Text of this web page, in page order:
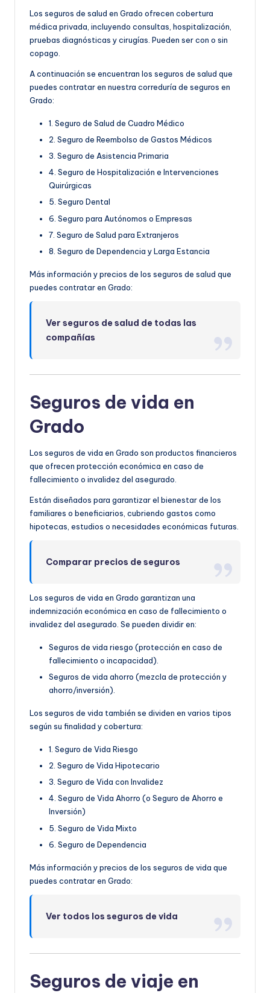
Los seguros de salud en Grado ofrecen cobertura
médica privada, incluyendo consultas, hospitalización,
pruebas diagnósticas y cirugías. Pueden ser con o sin
copago.
A continuación se encuentran los seguros de salud que
puedes contratar en nuestra correduría de seguros en
Grado:
1. Seguro de Salud de Cuadro Médico
2. Seguro de Reembolso de Gastos Médicos
3. Seguro de Asistencia Primaria
4. Seguro de Hospitalización e Intervenciones
Quirúrgicas
5. Seguro Dental
6. Seguro para Autónomos o Empresas
7. Seguro de Salud para Extranjeros
8. Seguro de Dependencia y Larga Estancia
Más información y precios de los seguros de salud que
puedes contratar en Grado:
Ver seguros de salud de todas las
compañías
Seguros de vida en
Grado
Los seguros de vida en Grado son productos financieros
que ofrecen protección económica en caso de
fallecimiento o invalidez del asegurado.
Están diseñados para garantizar el bienestar de los
familiares o beneficiarios, cubriendo gastos como
hipotecas, estudios o necesidades económicas futuras.
Comparar precios de seguros
Los seguros de vida en Grado garantizan una
indemnización económica en caso de fallecimiento o
invalidez del asegurado. Se pueden dividir en:
Seguros de vida riesgo (protección en caso de
fallecimiento o incapacidad).
Seguros de vida ahorro (mezcla de protección y
ahorro/inversión).
Los seguros de vida también se dividen en varios tipos
según su finalidad y cobertura:
1. Seguro de Vida Riesgo
2. Seguro de Vida Hipotecario
3. Seguro de Vida con Invalidez
4. Seguro de Vida Ahorro (o Seguro de Ahorro e
Inversión)
5. Seguro de Vida Mixto
6. Seguro de Dependencia
Más información y precios de los seguros de vida que
puedes contratar en Grado:
Ver todos los seguros de vida
Seguros de viaje en